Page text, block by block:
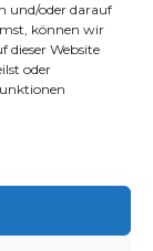
und/oder darauf
können wir
dieser Website
oder
/ Mobil